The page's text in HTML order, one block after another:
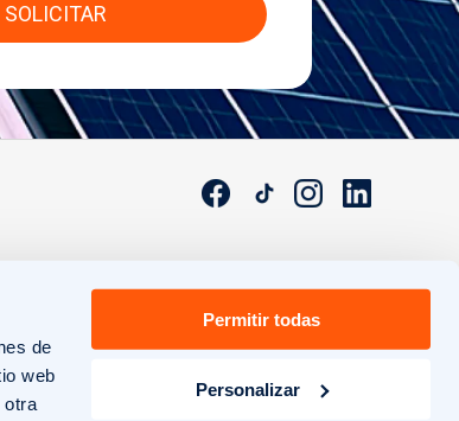
de
web
otra
Permitir todas
Personalizar
SOLICITAR